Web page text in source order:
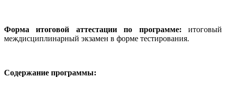
Форма итоговой аттестации по программе: итоговый
междисциплинарный экзамен в форме тестирования.
Содержание программы: